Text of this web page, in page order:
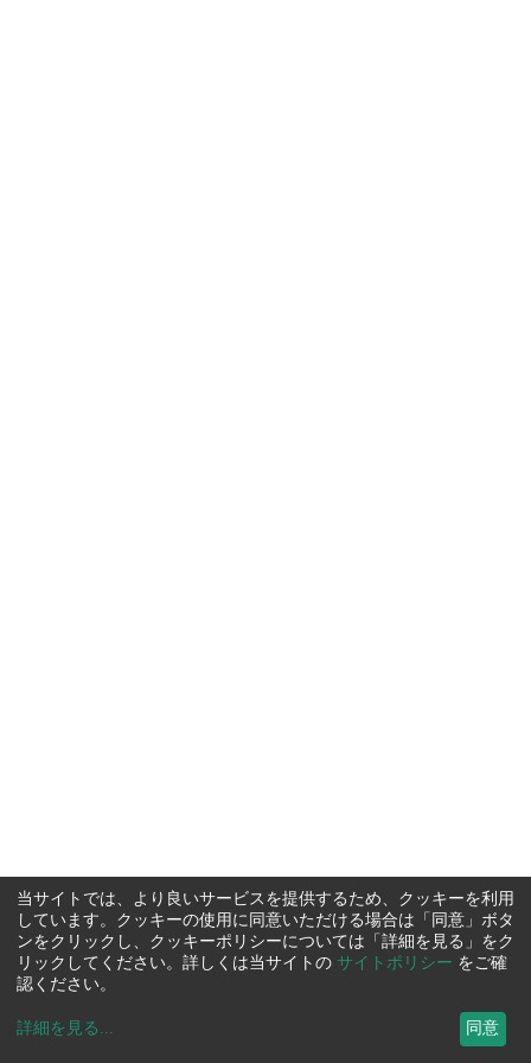
当サイトでは、より良いサービスを提供するため、クッキーを利用
しています。クッキーの使用に同意いただける場合は「同意」ボタ
ンをクリックし、クッキーポリシーについては「詳細を見る」をク
リックしてください。詳しくは当サイトの サイトポリシー をご確
認ください。
詳細を見る ... 同意